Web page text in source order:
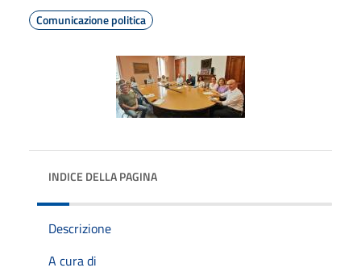
Comunicazione politica
INDICE DELLA PAGINA
Descrizione
A cura di